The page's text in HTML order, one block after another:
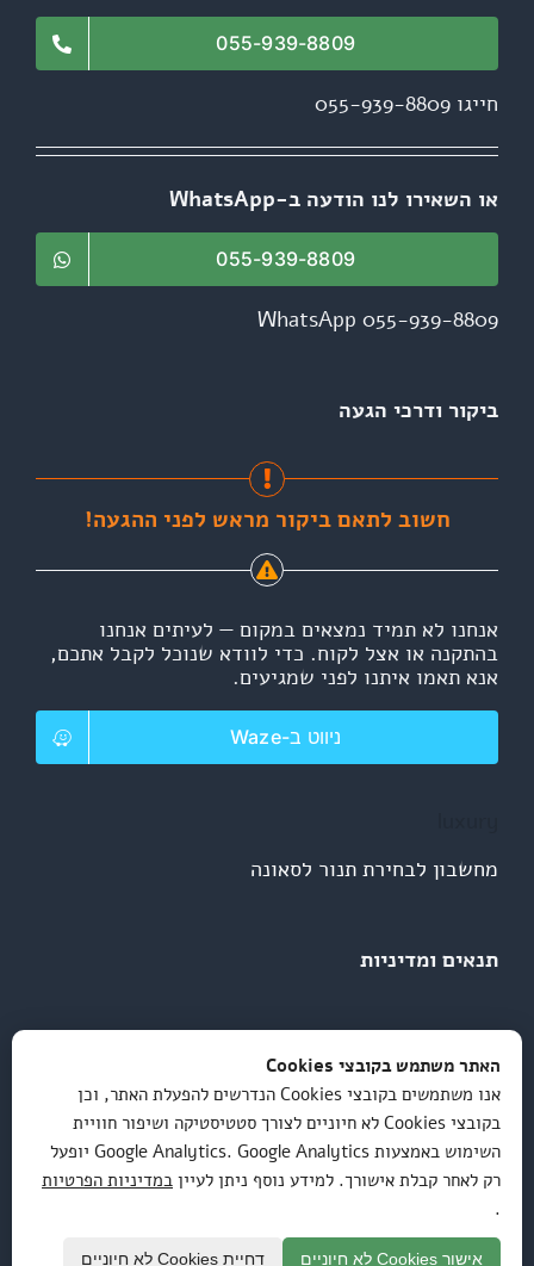
055-939-8809
חייגו 055-939-8809
או השאירו לנו הודעה ב-WhatsApp
055-939-8809
WhatsApp 055-939-8809
ביקור ודרכי הגעה
חשוב לתאם ביקור מראש לפני ההגעה!
אנחנו לא תמיד נמצאים במקום — לעיתים אנחנו
בהתקנה או אצל לקוח. כדי לוודא שנוכל לקבל אתכם,
אנא תאמו איתנו לפני שמגיעים.
ניווט ב-Waze
מחשבון לבחירת תנור לסאונה
תנאים ומדיניות
תקנון ותנאי שימוש
ביטולים והחזרות
הצהרת נגישות
האתר משתמש בקובצי Cookies
אנו משתמשים בקובצי Cookies הנדרשים להפעלת האתר, וכן
בקובצי Cookies לא חיוניים לצורך סטטיסטיקה ושיפור חוויית
השימוש באמצעות Google Analytics. Google Analytics יופעל
רק לאחר קבלת אישורך. למידע נוסף ניתן לעיין במדיניות הפרטיות
.
אישור Cookies לא חיוניים דחיית Cookies לא חיוניים